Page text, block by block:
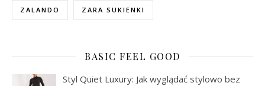
ZALANDO ZARA SUKIENKI
BASIC FEEL GOOD
Styl Quiet Luxury: Jak wyglądać stylowo bez